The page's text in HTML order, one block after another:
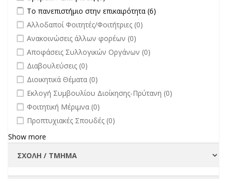
Apply Το πανεπιστήμιο στην επικαιρότητα filter
Το πανεπιστήμιο στην επικαιρότητα (6)
undefined
Αλλοδαποί Φοιτητές/Φοιτήτριες (0)
undefined
Ανακοινώσεις άλλων φορέων (0)
undefined
Αποφάσεις Συλλογικών Οργάνων (0)
undefined
Διαβουλεύσεις (0)
undefined
Διοικητικά Θέματα (0)
undefined
Εκλογή Συμβουλίου Διοίκησης-Πρύτανη (0)
undefined
Φοιτητική Μέριμνα (0)
undefined
Προπτυχιακές Σπουδές (0)
Show more